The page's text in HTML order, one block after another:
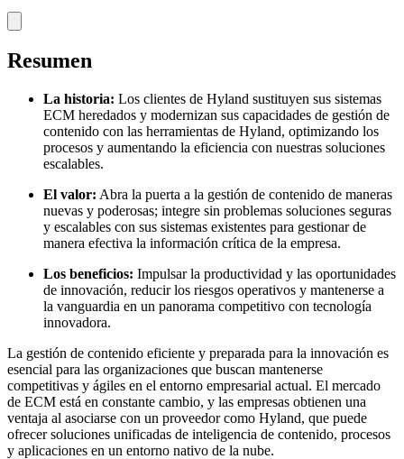
Resumen
La historia: Los clientes de Hyland sustituyen sus sistemas
ECM heredados y modernizan sus capacidades de gestión de
contenido con las herramientas de Hyland, optimizando los
procesos y aumentando la eficiencia con nuestras soluciones
escalables.
El valor: Abra la puerta a la gestión de contenido de maneras
nuevas y poderosas; integre sin problemas soluciones seguras
y escalables con sus sistemas existentes para gestionar de
manera efectiva la información crítica de la empresa.
Los beneficios: Impulsar la productividad y las oportunidades
de innovación, reducir los riesgos operativos y mantenerse a
la vanguardia en un panorama competitivo con tecnología
innovadora.
La gestión de contenido eficiente y preparada para la innovación es
esencial para las organizaciones que buscan mantenerse
competitivas y ágiles en el entorno empresarial actual. El mercado
de ECM está en constante cambio, y las empresas obtienen una
ventaja al asociarse con un proveedor como Hyland, que puede
ofrecer soluciones unificadas de inteligencia de contenido, procesos
y aplicaciones en un entorno nativo de la nube.